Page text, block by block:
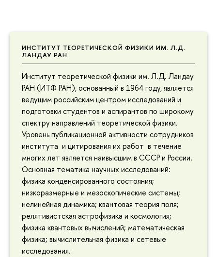
ИНСТИТУТ ТЕОРЕТИЧЕСКОЙ ФИЗИКИ ИМ. Л.Д.
ЛАНДАУ РАН
Институт теоретической физики им. Л.Д. Ландау
РАН (ИТФ РАН), основанный в 1964 году, является
ведущим российским центром исследований и
подготовки студентов и аспирантов по широкому
спектру направлений теоретической физики.
Уровень публикационной активности сотрудников
института и цитирования их работ в течение
многих лет является наивысшим в СССР и России.
Основная тематика научных исследований:
физика конденсированного состояния;
низкоразмерные и мезоскопические системы;
нелинейная динамика; квантовая теория поля;
релятивистская астрофизика и космология;
физика квантовых вычислений; математическая
физика; вычислительная физика и сетевые
исследования.